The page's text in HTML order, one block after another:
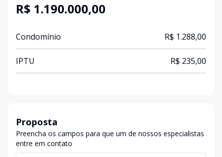
R$ 1.190.000,00
Condomínio R$ 1.288,00
IPTU R$ 235,00
Proposta
Preencha os campos para que um de nossos especialistas
entre em contato